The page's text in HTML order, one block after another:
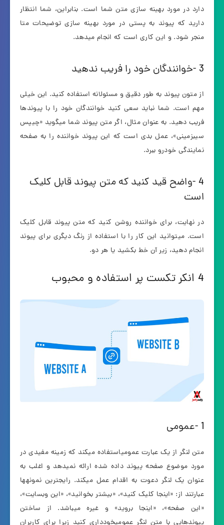
دارد در مورد بهینه سازی متن شما است. بنابراین، شما انتظار
دارید که پیوند به پستی در مورد بهینه سازی توضیحات متا
منجر شود. و این کاری است که انجام میدهد.
3 -خوانندگان خود را فریب ندهید
از متون پیوند به طور دقیق و مسئولانه استفاده کنید. این خیلی
مهم است. شما نباید سعی کنید خوانندگان خود را با پیوندها
فریب دهید. به عنوان مثال، اگر متن پیوند شما میگوید «چیپس
سیبزمینی»، عمل بدی است که این پیوند خواننده را به صفحه
نمایندگی خودرو ببرد.
4 -واضح قید کنید که متن پیوند قابل کلیک
است
در نهایت، برای خواننده روشن کنید که متن پیوند قابل کلیک
است. میتوانید این کار را با استفاده از رنگ دیگری برای پیوند
انجام دهید، زیر آن خط بکشید یا هر دو.
4 انکر تکست پر استفاده و محبوب
1 -عمومی
متن لنگر از یک عبارت عمومیاستفاده میکند که زمینه مفیدی در
مورد موضوع صفحه پیوند داده شده ارائه نمیدهد و اغلب به
عنوان یک لنگر دعوت به اقدام عمل میکند. رایجترین نمونهها
عبارتند از: «اینجا کلیک کنید»، «بیشتر بخوانید»، «این وبسایت»،
«این صفحه»، «اینجا بروید» و غیره میباشد. از ساختن
پیوندهایی با متن لنگر عمومیخودداری کنید زیرا برای کاربران